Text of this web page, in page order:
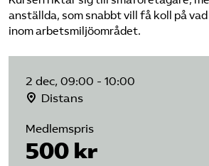
anställda, som snabbt vill få koll på
inom arbetsmiljöområdet.
2 dec, 09:00 - 10:00
Distans
Medlemspris
500 kr